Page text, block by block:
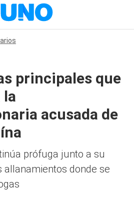
principales que
la
acusada de
prófuga junto a su
allanamientos donde se